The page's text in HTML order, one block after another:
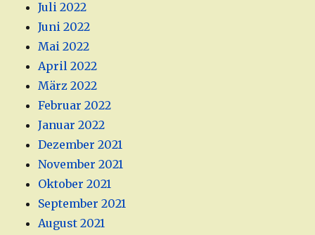
Juli 2022
Juni 2022
Mai 2022
April 2022
März 2022
Februar 2022
Januar 2022
Dezember 2021
November 2021
Oktober 2021
September 2021
August 2021